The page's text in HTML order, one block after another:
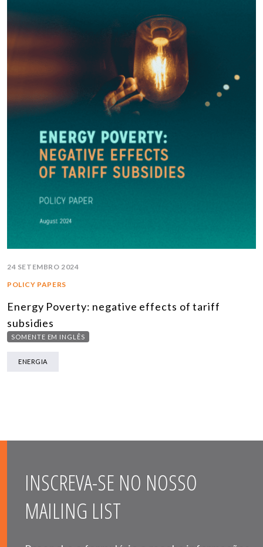
24 SETEMBRO 2024
POLICY PAPERS
Energy Poverty: negative effects of tariff
subsidies
SOMENTE EM INGLÊS
ENERGIA
INSCREVA-SE NO NOSSO
MAILING LIST